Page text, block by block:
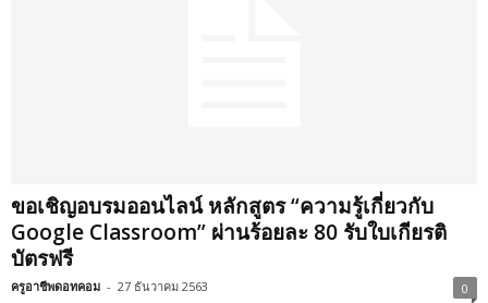
ขอเชิญอบรมออนไลน์ หลักสูตร “ความรู้เกี่ยวกับ
Google Classroom” ผ่านร้อยละ 80 รับใบเกียรติ
บัตรฟรี
ครูอาชีพดอทคอม - 27 ธันวาคม 2563 0